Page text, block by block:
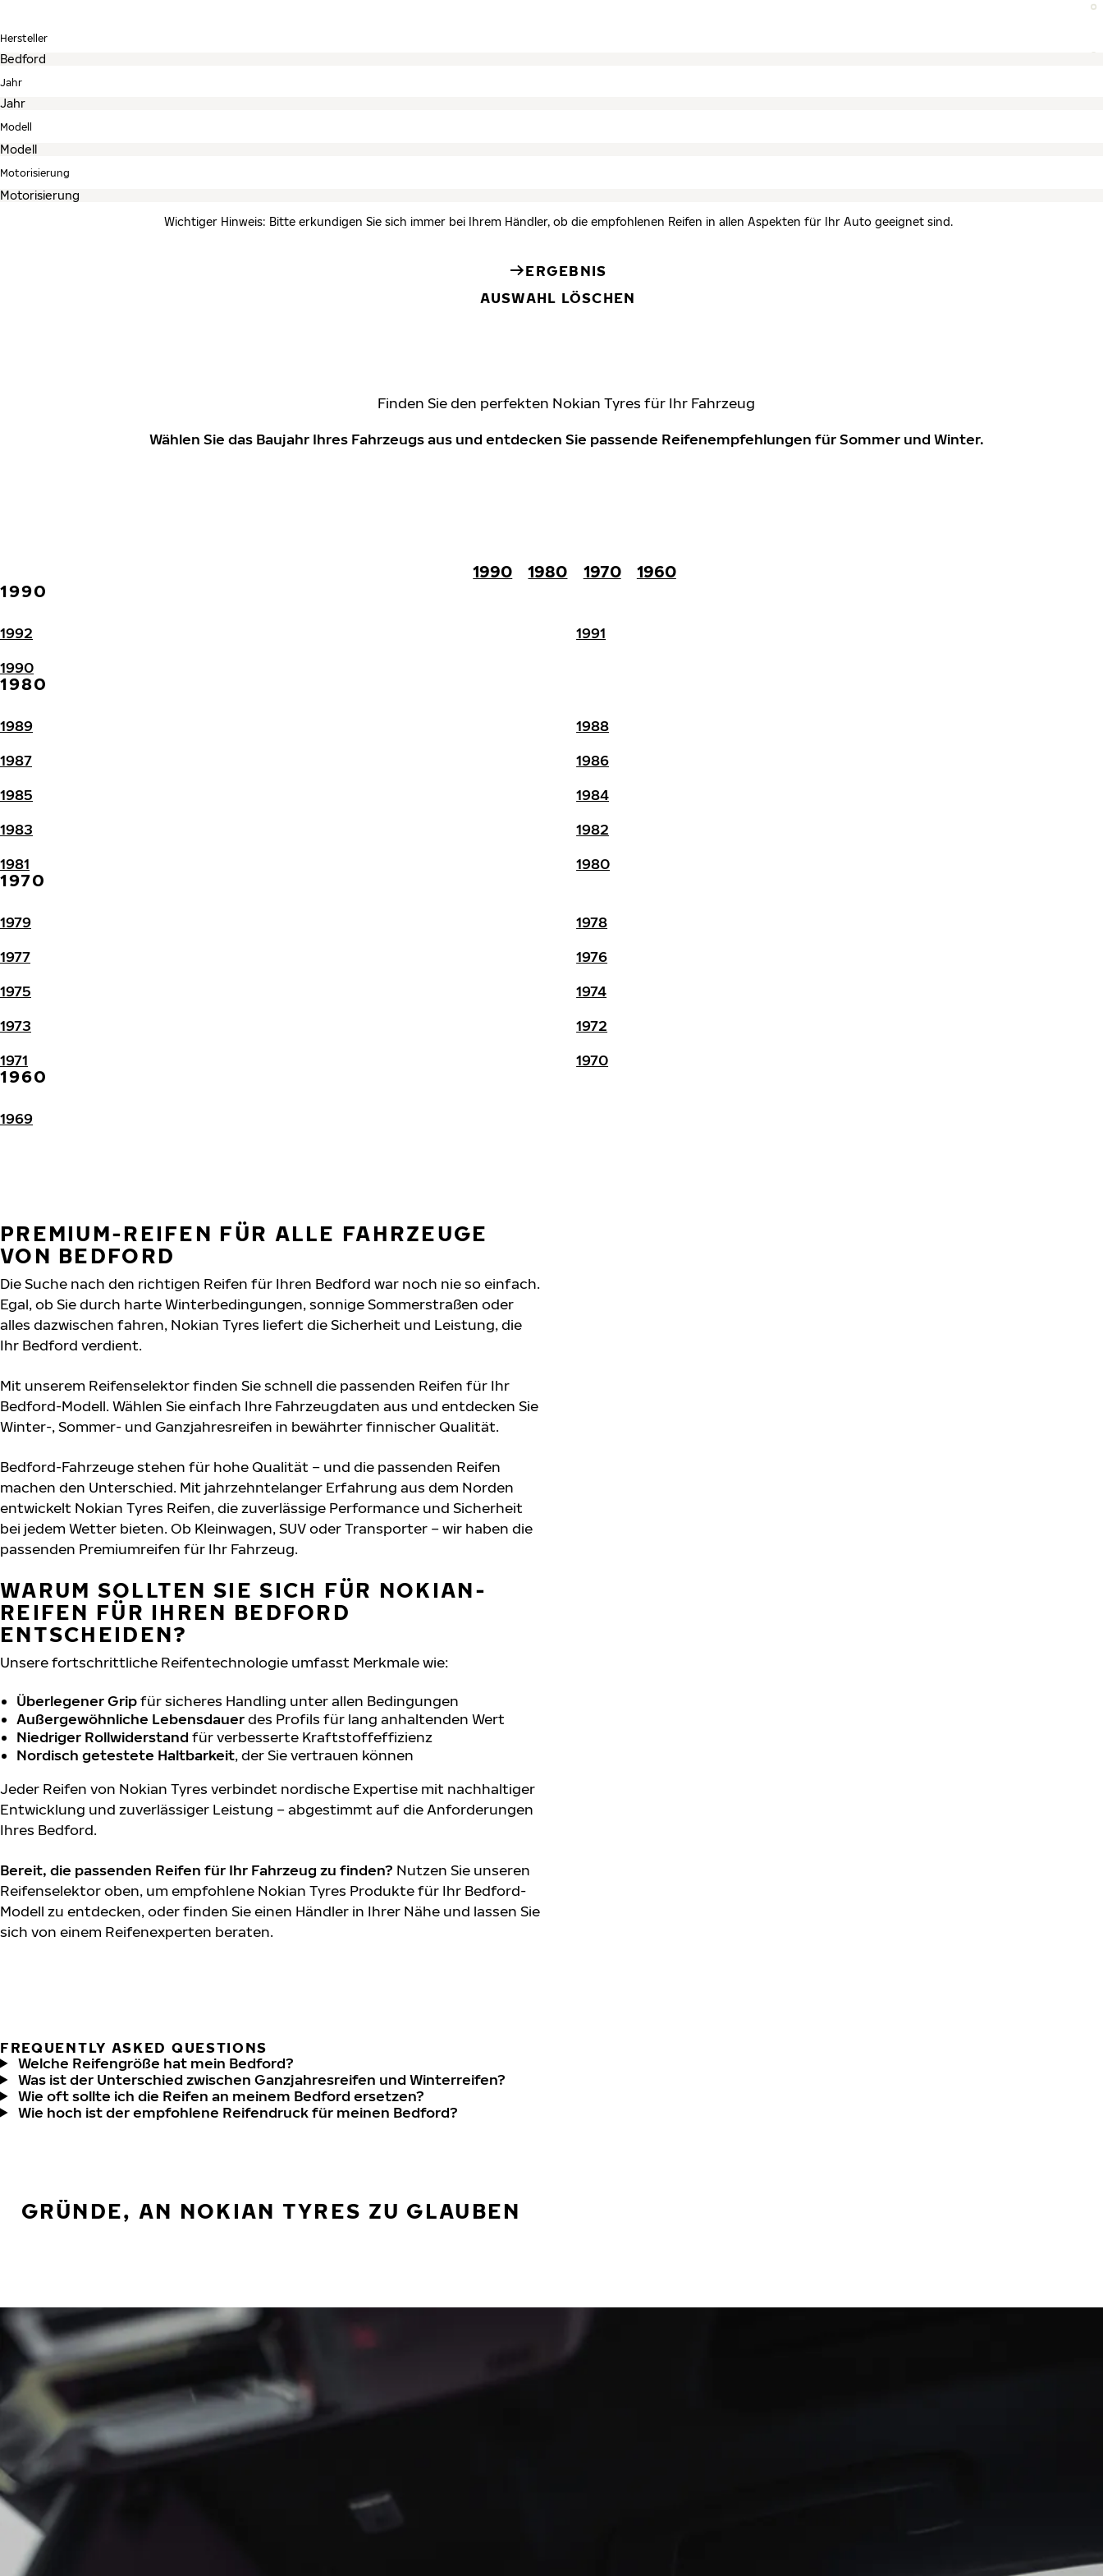
Hersteller
Jahr
Modell
Motorisierung
Wichtiger Hinweis: Bitte erkundigen Sie sich immer bei Ihrem Händler, ob die empfohlenen Reifen in allen Aspekten für Ihr Auto geeignet sind.
ERGEBNIS
AUSWAHL LÖSCHEN
Finden Sie den perfekten Nokian Tyres für Ihr Fahrzeug
Wählen Sie das Baujahr Ihres Fahrzeugs aus und entdecken Sie passende Reifenempfehlungen für Sommer und Winter.
1990 1980 1970
1960
1990
1992
1991
1990
1980
1989
1988
1987
1986
1985
1984
1983
1982
1981
1980
1970
1979
1978
1977
1976
1975
1974
1973
1972
1971
1970
1960
1969
PREMIUM-REIFEN FÜR ALLE FAHRZEUGE
VON BEDFORD
Die Suche nach den richtigen Reifen für Ihren Bedford war noch nie so einfach.
Egal, ob Sie durch harte Winterbedingungen, sonnige Sommerstraßen oder
alles dazwischen fahren, Nokian Tyres liefert die Sicherheit und Leistung, die
Ihr Bedford verdient.
Mit unserem Reifenselektor finden Sie schnell die passenden Reifen für Ihr
Bedford-Modell. Wählen Sie einfach Ihre Fahrzeugdaten aus und entdecken Sie
Winter-, Sommer- und Ganzjahresreifen in bewährter finnischer Qualität.
Bedford-Fahrzeuge stehen für hohe Qualität – und die passenden Reifen
machen den Unterschied. Mit jahrzehntelanger Erfahrung aus dem Norden
entwickelt Nokian Tyres Reifen, die zuverlässige Performance und Sicherheit
bei jedem Wetter bieten. Ob Kleinwagen, SUV oder Transporter – wir haben die
passenden Premiumreifen für Ihr Fahrzeug.
WARUM SOLLTEN SIE SICH FÜR NOKIAN-
REIFEN FÜR IHREN BEDFORD
ENTSCHEIDEN?
Unsere fortschrittliche Reifentechnologie umfasst Merkmale wie:
Überlegener Gripfür sicheres Handling unter allen Bedingungen
Außergewöhnliche Lebensdauerdes Profils für lang anhaltenden Wert
Niedriger Rollwiderstand für verbesserte Kraftstoffeffizienz
Nordisch getestete Haltbarkeit, der Sie vertrauen können
Jeder Reifen von Nokian Tyres verbindet nordische Expertise mit nachhaltiger
Entwicklung und zuverlässiger Leistung – abgestimmt auf die Anforderungen
Ihres Bedford.
Bereit, die passenden Reifen für Ihr Fahrzeug zu finden? Nutzen Sie unseren
Reifenselektor oben, um empfohlene Nokian Tyres Produkte für Ihr Bedford-
Modell zu entdecken, oder finden Sie einen Händler in Ihrer Nähe und lassen Sie
sich von einem Reifenexperten beraten.
FREQUENTLY ASKED QUESTIONS
Welche Reifengröße hat mein Bedford?
Was ist der Unterschied zwischen Ganzjahresreifen und Winterreifen?
Wie oft sollte ich die Reifen an meinem Bedford ersetzen?
Wie hoch ist der empfohlene Reifendruck für meinen Bedford?
GRÜNDE, AN NOKIAN TYRES ZU GLAUBEN